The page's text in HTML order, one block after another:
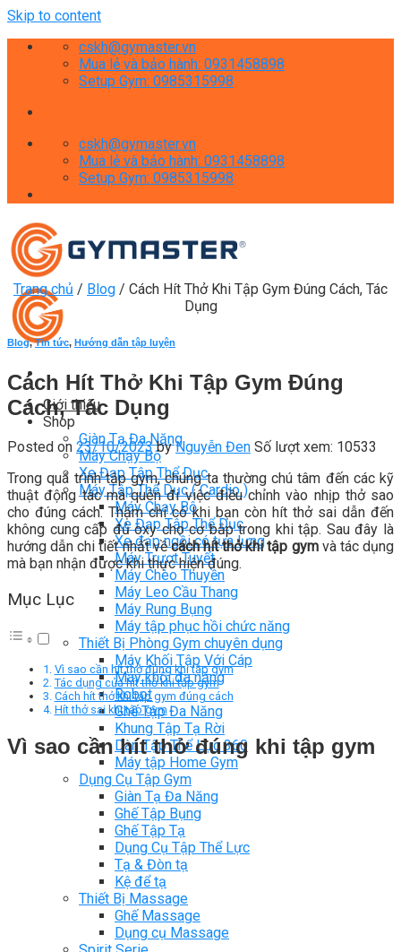
Skip to content
cskh@gymaster.vn
Mua lẻ và bảo hành: 0931458898
Setup Gym: 0985315998
cskh@gymaster.vn
Mua lẻ và bảo hành: 0931458898
Setup Gym: 0985315998
Giới thiệu
Shop
Giàn Tạ Đa Năng
Máy Chạy Bộ
Xe Đạp Tập Thể Dục
Máy Tập Thể Dục ( Cardio )
Máy Chạy Bộ
Xe Đạp Tập Thể Dục
Xe đạp ngồi có tựa lưng
Máy Trượt Tuyết
Máy Chèo Thuyền
Máy Leo Cầu Thang
Máy Rung Bụng
Máy tập phục hồi chức năng
Thiết Bị Phòng Gym chuyên dụng
Máy Khối Tập Với Cáp
Máy khối đa năng
Robot
Ghế Tập Đa Năng
Khung Tập Tạ Rời
Dàn Tập Thể Lực 360
Máy tập Home Gym
Dụng Cụ Tập Gym
Giàn Tạ Đa Năng
Ghế Tập Bụng
Ghế Tập Tạ
Dụng Cụ Tập Thể Lực
Tạ & Đòn tạ
Kệ để tạ
Thiết Bị Massage
Ghế Massage
Dụng cụ Massage
Trang chủ / Blog / Cách Hít Thở Khi Tập Gym Đúng Cách, Tác
Dụng
Blog,Tin tức, Hướng dẫn tập luyện
Cách Hít Thở Khi Tập Gym Đúng
Cách, Tác Dụng
Posted on 23/10/2023byNguyễn Đen Số lượt xem: 10533
Trong quá trình tập gym, chúng ta thường chú tâm đến các kỹ
thuật động tác mà quên đi việc điều chỉnh vào nhịp thở sao
cho đúng cách. Thậm chí có khi bạn còn hít thở sai dẫn đến
không cung cấp đủ oxy cho cơ bắp trong khi tập. Sau đây là
hướng dẫn chi tiết nhất vềcách hít thở khi tập gymvà tác dụng
mà bạn nhận được khi thực hiện đúng.
Mục Lục
Vì sao cần hít thở đúng khi tập gym
Tác dụng của hít thở khi tập gym
Cách hít thở khi tập gym đúng cách
Hít thở sai khi tập gym
Vì sao cần hít thở đúng khi tập gym